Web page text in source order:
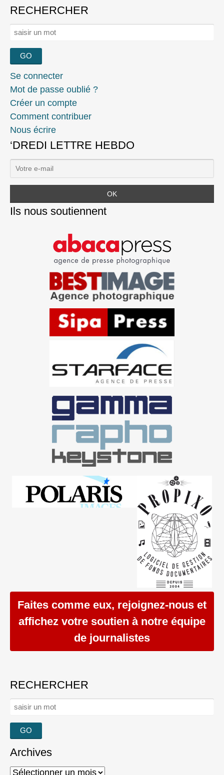
RECHERCHER
Rechercher :
Se connecter
Mot de passe oublié ?
Créer un compte
Comment contribuer
Nous écrire
‘DREDI LETTRE HEBDO
Ils nous soutiennent
Faites comme eux, rejoignez-nous et
affichez votre soutien à notre équipe
de journalistes
RECHERCHER
Rechercher :
Archives
Archives